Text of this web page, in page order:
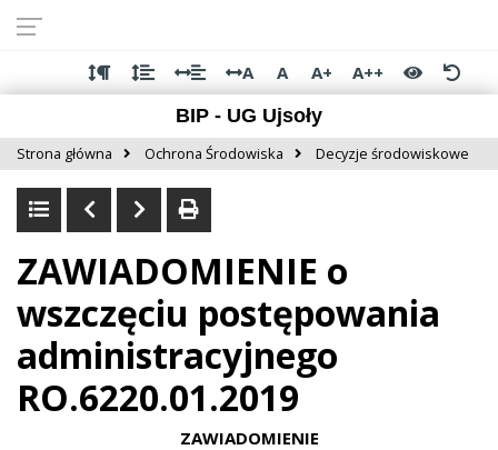
dostępności
głównej
treści
menu
stopki
A A A+
A++
BIP - UG Ujsoły
Strona główna Ochrona Środowiska Decyzje środowiskowe
ZAWIADOMIENIE o
wszczęciu postępowania
administracyjnego
RO.6220.01.2019
ZAWIADOMIENIE